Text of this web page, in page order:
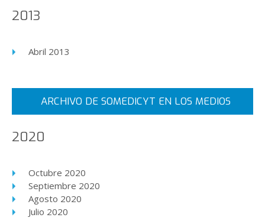
2013
Abril 2013
ARCHIVO DE SOMEDICYT EN LOS MEDIOS
2020
Octubre 2020
Septiembre 2020
Agosto 2020
Julio 2020